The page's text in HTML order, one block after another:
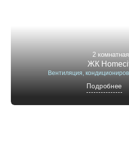
2 комнатная
ЖК
Вентиляция,
Подробнее